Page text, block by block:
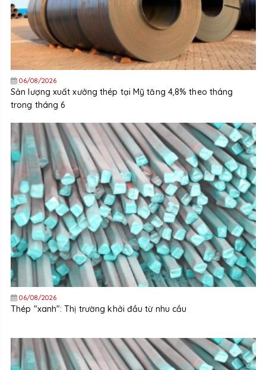
06/08/2026
Sản lượng xuất xưởng thép tại Mỹ tăng 4,8% theo tháng
trong tháng 6
06/08/2026
Thép "xanh": Thị trường khởi đầu từ nhu cầu